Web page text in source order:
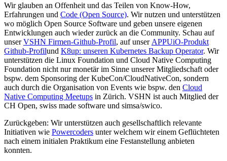
Wir glauben an Offenheit und das Teilen von Know-How,
Erfahrungen und Code (Open Source). Wir nutzen und unterstützen
wo möglich Open Source Software und geben unsere eigenen
Entwicklungen auch wieder zurück an die Community. Schau auf
unserVSHN Firmen-Github-Profil, auf unser APPUiO-Produkt
Github-Profilund K8up: unseren Kubernetes Backup Operator. Wir
unterstützen die Linux Foundation und Cloud Native Computing
Foundation nicht nur monetär im Sinne unserer Mitgliedschaft oder
bspw. dem Sponsoring der KubeCon/CloudNativeCon, sondern
auch durch die Organisation von Events wie bspw. den Cloud
Native Computing Meetups in Zürich. VSHN ist auch Mitglied der
CH Open, swiss made software und simsa/swico.
Zurückgeben: Wir unterstützen auch gesellschaftlich relevante
Initiativen wie Powercoders unter welchem wir einem Geflüchteten
nach einem initialen Praktikum eine Festanstellung anbieten
konnten.